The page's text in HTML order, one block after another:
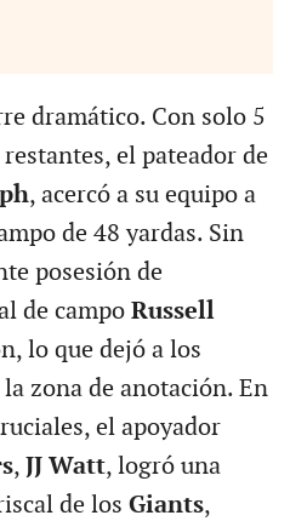
dramático. Con solo 5
el pateador de
, acercó a su equipo a
de 48 yardas. Sin
posesión de
de campo Russell
lo que dejó a los
zona de anotación. En
el apoyador
, JJ Watt, logró una
de los Giants,